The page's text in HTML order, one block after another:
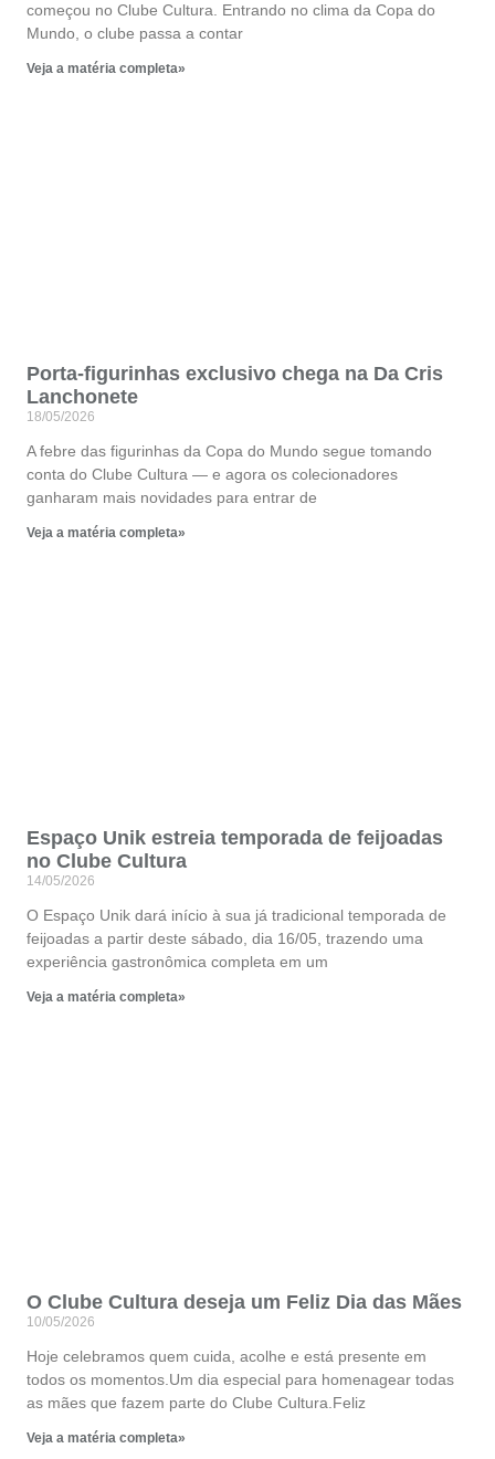
começou no Clube Cultura. Entrando no clima da Copa do
Mundo, o clube passa a contar
Veja a matéria completa»
Porta-figurinhas exclusivo chega na Da Cris
Lanchonete
18/05/2026
A febre das figurinhas da Copa do Mundo segue tomando
conta do Clube Cultura — e agora os colecionadores
ganharam mais novidades para entrar de
Veja a matéria completa»
Espaço Unik estreia temporada de feijoadas
no Clube Cultura
14/05/2026
O Espaço Unik dará início à sua já tradicional temporada de
feijoadas a partir deste sábado, dia 16/05, trazendo uma
experiência gastronômica completa em um
Veja a matéria completa»
O Clube Cultura deseja um Feliz Dia das Mães
10/05/2026
Hoje celebramos quem cuida, acolhe e está presente em
todos os momentos.Um dia especial para homenagear todas
as mães que fazem parte do Clube Cultura.Feliz
Veja a matéria completa»